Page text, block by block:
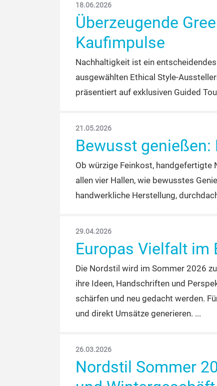
Überzeugende
Kaufimpulse
Nachhaltigkeit ist ein
ausgewählten Ethical Style-
präsentiert auf exklusiven Guided
Bewusst
Ob würzige Feinkost,
allen vier Hallen, wie bewusstes
handwerkliche Herstellung,
Europas Vielfalt im
Die Nordstil wird im Sommer 2026
ihre Ideen, Handschriften und
schärfen und neu gedacht werden.
und direkt Umsätze generieren.
Nordstil Sommer